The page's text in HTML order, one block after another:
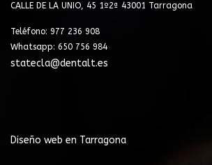
CALLE DE LA UNIO, 45 1º2ª 43001 Tarragona
Teléfono: 977 236 908
Whatsapp: 650 756 984
statecla@dentalt.es
Diseño web en Tarragona